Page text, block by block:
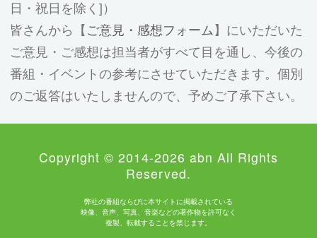
日・祝日を除く]）
皆さんから【 ご意見・感想フォーム 】にいただいた
ご意見・ご感想は担当者がすべて目を通し、今後の
番組・イベントの参考にさせていただきます。個別
のご返答はいたしませんので、予めご了承下さい。
Copyright © 2014-2026 abn All Rights
Reserved.
弊社の番組ならびに本サイトに掲載されている
映像、音声、写真、音楽などの著作物を許可なく
複製、転載することを禁じます。